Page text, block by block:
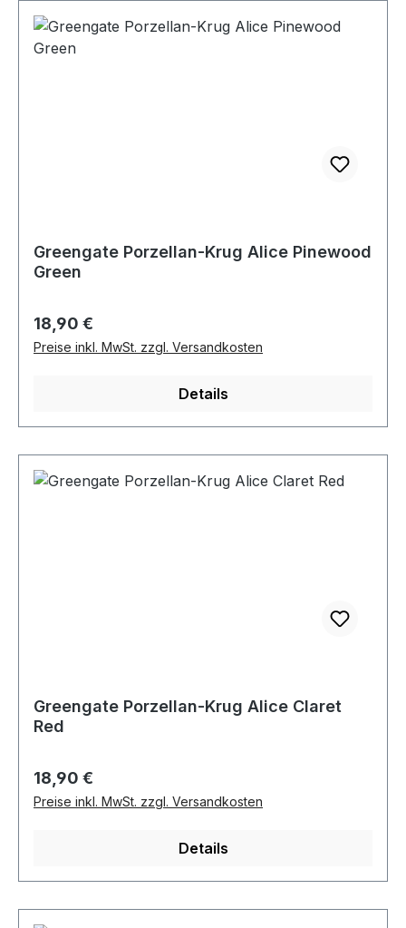
Greengate Porzellan-Krug Alice Pinewood
Green
Regulärer Preis:
18,90 €
Preise inkl. MwSt. zzgl. Versandkosten
Details
Greengate Porzellan-Krug Alice Claret
Red
Regulärer Preis:
18,90 €
Preise inkl. MwSt. zzgl. Versandkosten
Details